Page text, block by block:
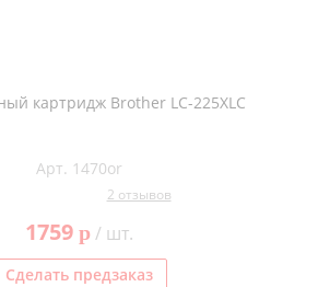
картридж Brother LC-225XLC
Арт. 1470or
2 отзывов
1759 p/ шт.
Сделать предзаказ